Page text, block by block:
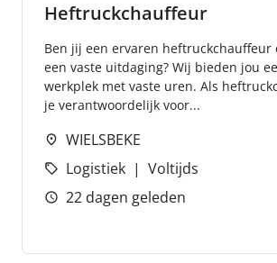
Heftruckchauffeur
Ben jij een ervaren heftruckchauffeur
een vaste uitdaging? Wij bieden jou
werkplek met vaste uren. Als
je verantwoordelijk voor...
WIELSBEKE
Logistiek
Voltijds
22 dagen geleden